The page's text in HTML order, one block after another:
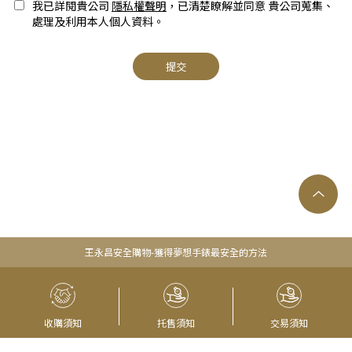
我已詳閱貴公司 隱私權聲明 ，已清楚瞭解並同意 貴公司蒐集、
處理及利用本人個人資料。
提交
王永昌安全購物-獲得夢想手錶最安全的方法
收購須知 托售須知 交易須知